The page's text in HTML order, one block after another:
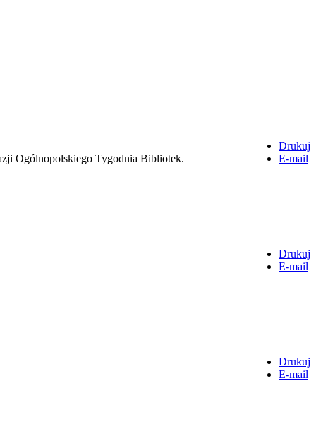
Drukuj
E-mail
Ogólnopolskiego Tygodnia Bibliotek.
Drukuj
E-mail
Drukuj
E-mail